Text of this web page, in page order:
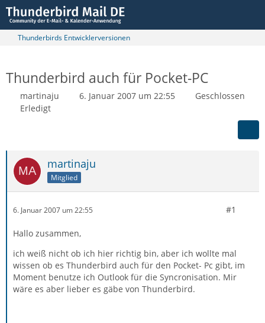
Thunderbirds Entwicklerversionen
Thunderbird auch für Pocket-PC
martinaju 6. Januar 2007 um 22:55
Geschlossen
Erledigt
martinaju
Mitglied
6. Januar 2007 um 22:55 #1
Hallo zusammen,
ich weiß nicht ob ich hier richtig bin, aber ich wollte mal
wissen ob es Thunderbird auch für den Pocket- Pc gibt, im
Moment benutze ich Outlook für die Syncronisation. Mir
wäre es aber lieber es gäbe von Thunderbird.